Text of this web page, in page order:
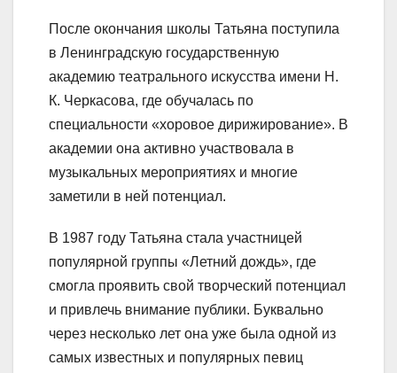
После окончания школы Татьяна поступила
в Ленинградскую государственную
академию театрального искусства имени Н.
К. Черкасова, где обучалась по
специальности «хоровое дирижирование». В
академии она активно участвовала в
музыкальных мероприятиях и многие
заметили в ней потенциал.
В 1987 году Татьяна стала участницей
популярной группы «Летний дождь», где
смогла проявить свой творческий потенциал
и привлечь внимание публики. Буквально
через несколько лет она уже была одной из
самых известных и популярных певиц